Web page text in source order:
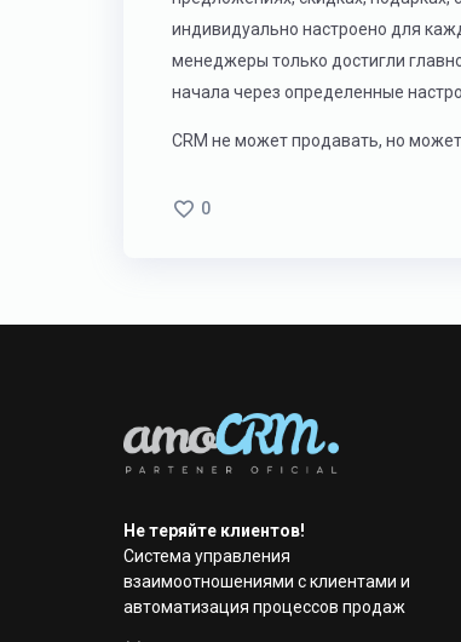
индивидуально настроено для
менеджеры только достигли
начала через определенные
CRM не может продавать, но
0
Не теряйте клиентов!
Система управления
взаимоотношениями с клиентами и
автоматизация процессов продаж